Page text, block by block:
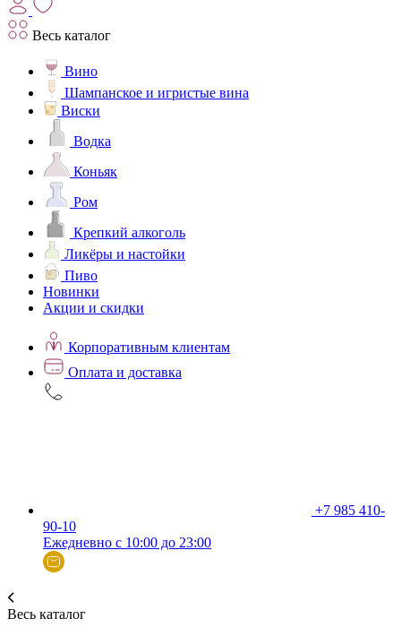
Весь каталог
Вино
Шампанское и игристые вина
Виски
Водка
Коньяк
Ром
Крепкий алкоголь
Ликёры и настойки
Пиво
Новинки
Акции и скидки
Корпоративным клиентам
Оплата и доставка
+7 985 410-
90-10
Ежедневно с 10:00 до 23:00
Весь каталог